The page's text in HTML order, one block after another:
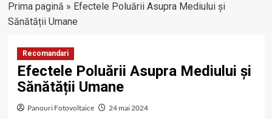
Prima pagină » Efectele Poluării Asupra Mediului și
Sănătății Umane
Recomandari
Efectele Poluării Asupra Mediului și
Sănătății Umane
Panouri Fotovoltaice 24 mai 2024